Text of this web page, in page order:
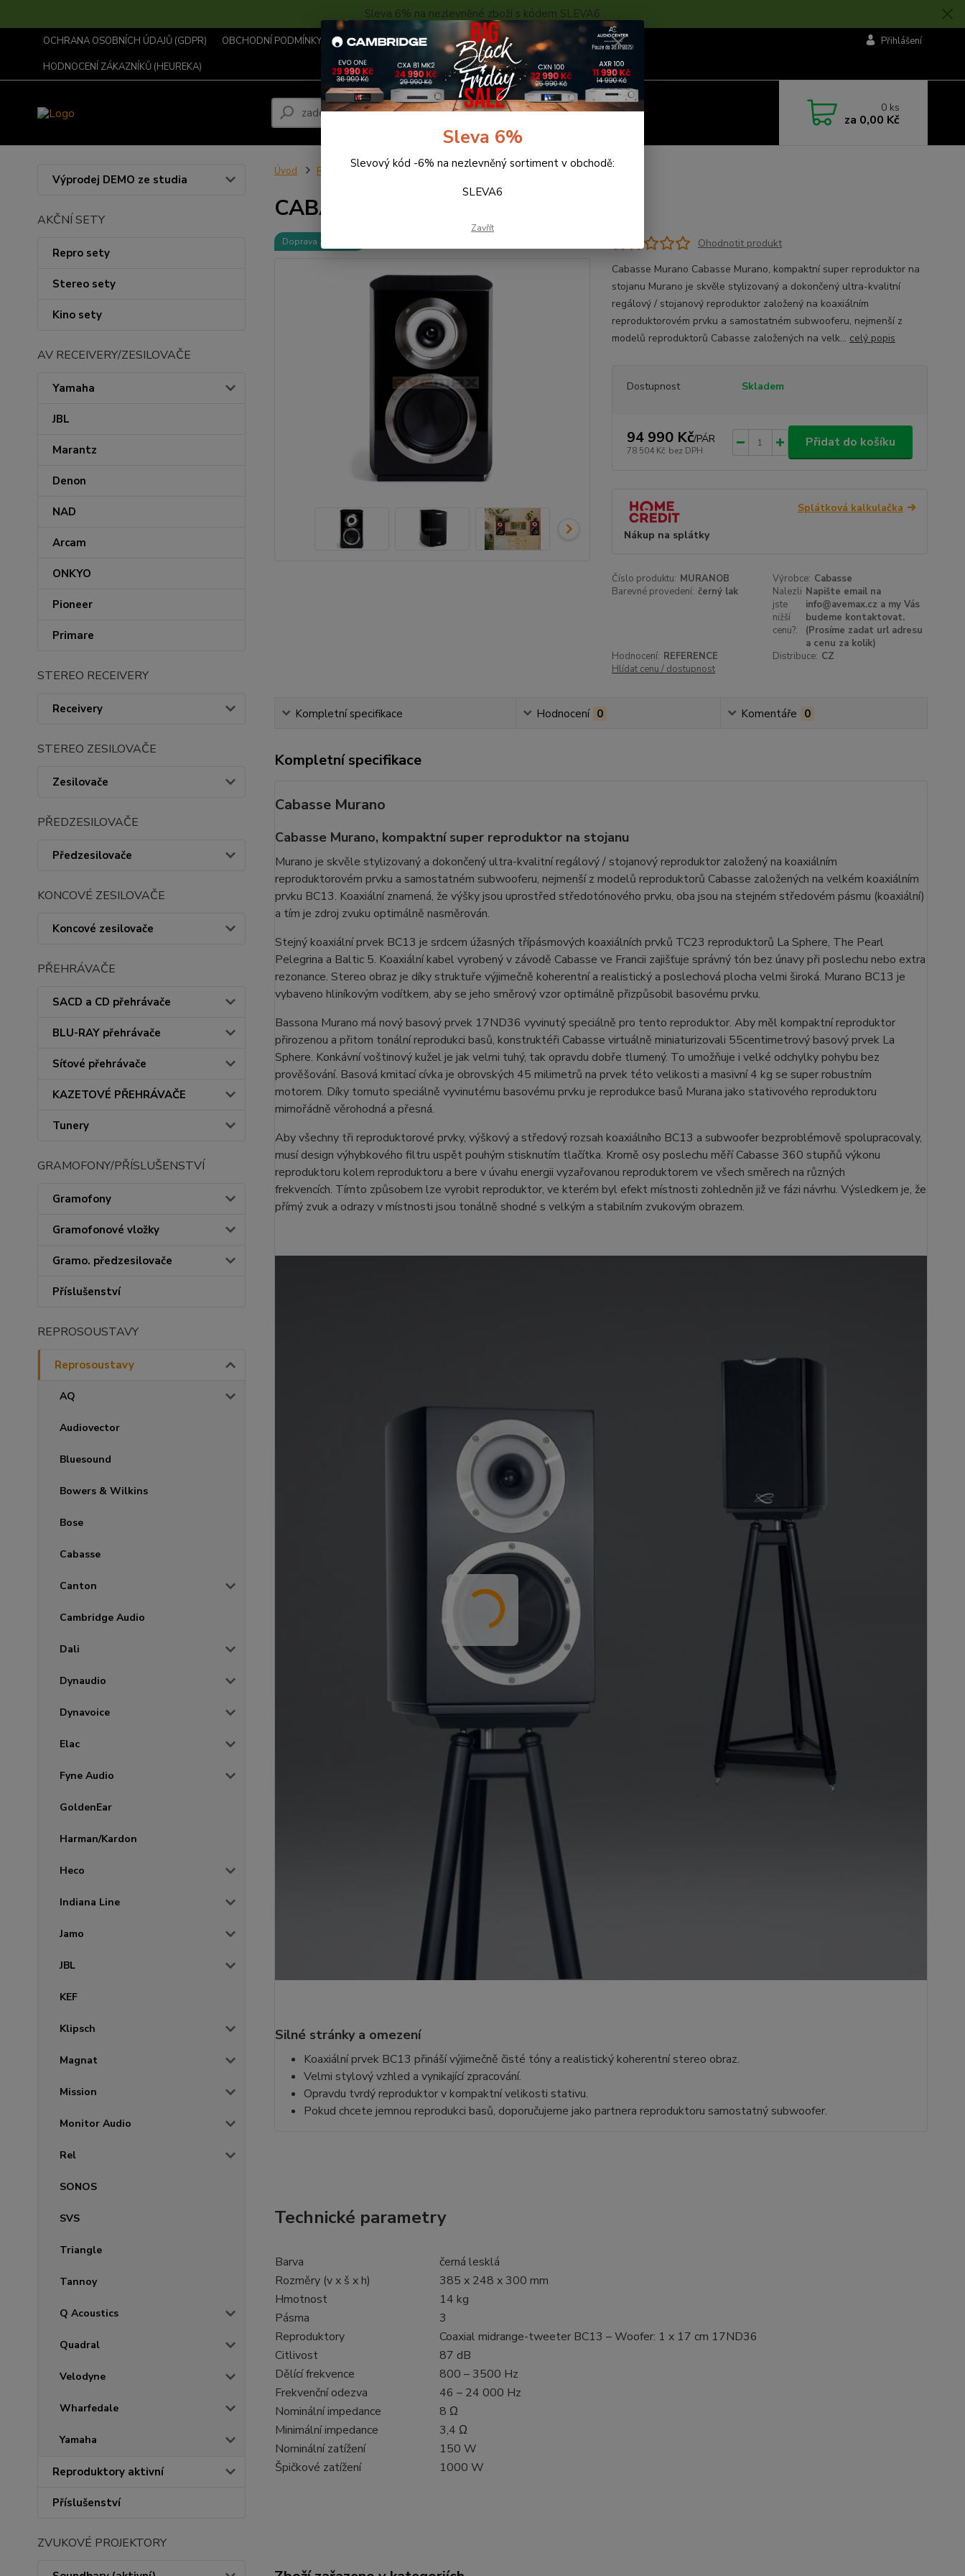
Sleva 6% na nezlevněné zboží s kódem SLEVA6
OCHRANA OSOBNÍCH ÚDAJŮ (GDPR) OBCHODNÍ PODMÍNKY ... KONTAKTY O NÁS
POPTÁVKA ZBOŽÍ - KALKULACE
HODNOCENÍ ZÁKAZNÍKŮ (HEUREKA)
Přihlášení
Hledat 0 ks
za 0,00 Kč
Výprodej DEMO ze studia
AKČNÍ SETY
Repro sety
Stereo sety
Kino sety
AV RECEIVERY/ZESILOVAČE
Yamaha
JBL
Marantz
Denon
NAD
Arcam
ONKYO
Pioneer
Primare
STEREO RECEIVERY
Receivery
STEREO ZESILOVAČE
Zesilovače
PŘEDZESILOVAČE
Předzesilovače
KONCOVÉ ZESILOVAČE
Koncové zesilovače
PŘEHRÁVAČE
SACD a CD přehrávače
BLU-RAY přehrávače
Síťové přehrávače
KAZETOVÉ PŘEHRÁVAČE
Tunery
GRAMOFONY/PŘÍSLUŠENSTVÍ
Gramofony
Gramofonové vložky
Gramo. předzesilovače
Příslušenství
REPROSOUSTAVY
Reprosoustavy
AQ
Audiovector
Bluesound
Bowers & Wilkins
Bose
Cabasse
Canton
Cambridge Audio
Dali
Dynaudio
Dynavoice
Elac
Fyne Audio
GoldenEar
Harman/Kardon
Heco
Indiana Line
Jamo
JBL
KEF
Klipsch
Magnat
Mission
Monitor Audio
Rel
SONOS
SVS
Triangle
Tannoy
Q Acoustics
Quadral
Velodyne
Wharfedale
Yamaha
Reproduktory aktivní
Příslušenství
ZVUKOVÉ PROJEKTORY
Úvod Reprosoustavy CABASSE MURANO (černé)
CABASSE MURANO (černé)
Doprava ZDARMA
Ohodnotit produkt
Cabasse Murano Cabasse Murano, kompaktní super reproduktor na
stojanu Murano je skvěle stylizovaný a dokončený ultra-kvalitní
regálový / stojanový reproduktor založený na koaxiálním
reproduktorovém prvku a samostatném subwooferu, nejmenší z
modelů reproduktorů Cabasse založených na velk... celý popis
Dostupnost Skladem
94 990 Kč/PÁR
78 504 Kč bez DPH
Přidat do košíku
Splátková kalkulačka
Nákup na splátky
Číslo produktu: MURANOB Výrobce: Cabasse
Barevné provedení: černý lak
Nalezli
jste
nižší
cenu?:
Napište email na
info@avemax.cz a my Vás
budeme kontaktovat.
(Prosíme zadat url adresu
a cenu za kolik)
Hodnocení: REFERENCE Distribuce: CZ
Hlídat cenu / dostupnost
Kompletní specifikace Hodnocení 0 Komentáře 0
Kompletní specifikace
Cabasse Murano
Cabasse Murano, kompaktní super reproduktor na stojanu
Murano je skvěle stylizovaný a dokončený ultra-kvalitní regálový / stojanový reproduktor založený na koaxiálním
reproduktorovém prvku a samostatném subwooferu, nejmenší z modelů reproduktorů Cabasse založených na velkém koaxiálním
prvku BC13. Koaxiální znamená, že výšky jsou uprostřed středotónového prvku, oba jsou na stejném středovém pásmu (koaxiální)
a tím je zdroj zvuku optimálně nasměrován.
Stejný koaxiální prvek BC13 je srdcem úžasných třípásmových koaxiálních prvků TC23 reproduktorů La Sphere, The Pearl
Pelegrina a Baltic 5. Koaxiální kabel vyrobený v závodě Cabasse ve Francii zajišťuje správný tón bez únavy při poslechu nebo extra
rezonance. Stereo obraz je díky struktuře výjimečně koherentní a realistický a poslechová plocha velmi široká. Murano BC13 je
vybaveno hliníkovým vodítkem, aby se jeho směrový vzor optimálně přizpůsobil basovému prvku.
Bassona Murano má nový basový prvek 17ND36 vyvinutý speciálně pro tento reproduktor. Aby měl kompaktní reproduktor
přirozenou a přitom tonální reprodukci basů, konstruktéři Cabasse virtuálně miniaturizovali 55centimetrový basový prvek La
Sphere. Konkávní voštinový kužel je jak velmi tuhý, tak opravdu dobře tlumený. To umožňuje i velké odchylky pohybu bez
prověšování. Basová kmitací cívka je obrovských 45 milimetrů na prvek této velikosti a masivní 4 kg se super robustním
motorem. Díky tomuto speciálně vyvinutému basovému prvku je reprodukce basů Murana jako stativového reproduktoru
mimořádně věrohodná a přesná.
Aby všechny tři reproduktorové prvky, výškový a středový rozsah koaxiálního BC13 a subwoofer bezproblémově spolupracovaly,
musí design výhybkového filtru uspět pouhým stisknutím tlačítka. Kromě osy poslechu měří Cabasse 360 ​​stupňů výkonu
reproduktoru kolem reproduktoru a bere v úvahu energii vyzařovanou reproduktorem ve všech směrech na různých
frekvencích. Tímto způsobem lze vyrobit reproduktor, ve kterém byl efekt místnosti zohledněn již ve fázi návrhu. Výsledkem je, že
přímý zvuk a odrazy v místnosti jsou tonálně shodné s velkým a stabilním zvukovým obrazem.
Silné stránky a omezení
Koaxiální prvek BC13 přináší výjimečně čisté tóny a realistický koherentní stereo obraz.
Velmi stylový vzhled a vynikající zpracování.
Opravdu tvrdý reproduktor v kompaktní velikosti stativu.
Pokud chcete jemnou reprodukci basů, doporučujeme jako partnera reproduktoru samostatný subwoofer.
Technické parametry
Barva
černá lesklá
Rozměry (v x š x h)
385 x 248 x 300 mm
Hmotnost
14 kg
Pásma
3
Reproduktory
Coaxial midrange-tweeter BC13 – Woofer: 1 x 17 cm 17ND36
Citlivost
87 dB
Dělící frekvence
800 – 3500 Hz
Frekvenční odezva
46 – 24 000 Hz
Nominální impedance
8 Ω
Minimální impedance
3,4 Ω
Nominální zatížení
150 W
Špičkové zatížení
1000 W
Sleva 6%
Slevový kód -6% na nezlevněný sortiment v obchodě:
SLEVA6
Zavřít